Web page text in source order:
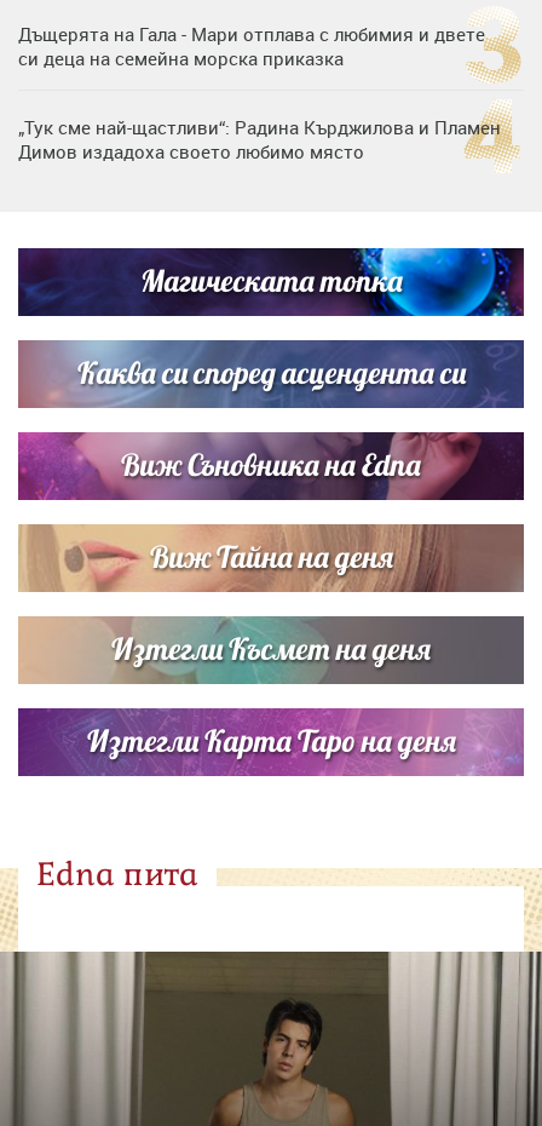
Дъщерята на Гала - Мари отплава с любимия и двете
си деца на семейна морска приказка
„Тук сме най-щастливи“: Радина Кърджилова и Пламен
Димов издадоха своето любимо място
кадри с Башар Рахал и малкия им син
Дъщерята на Тодор Батков вдигна сватба, Стоичков и
Братя Аргирови я изненадаха с песен
Магическата топка
Каква си според асцендента си
Виж Съновника на Edna
Виж Тайна на деня
Изтегли Късмет на деня
Изтегли Карта Таро на деня
Edna пита